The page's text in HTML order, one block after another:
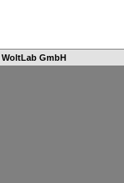
WoltLab GmbH